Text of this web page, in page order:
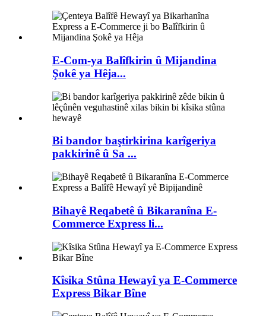
E-Com-ya Balîfkirin û Mijandina
Şokê ya Hêja...
Bi bandor baştirkirina karîgeriya
pakkirinê û Sa ...
Bihayê Reqabetê û Bikaranîna E-
Commerce Express li...
Kîsika Stûna Hewayî ya E-Commerce
Express Bikar Bîne